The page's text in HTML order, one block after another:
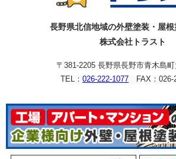
長野県北信地域の外壁塗装・屋
株式会社トラスト
〒381-2205 長野県長野市青木島
TEL： 026-222-1077 FAX：026-